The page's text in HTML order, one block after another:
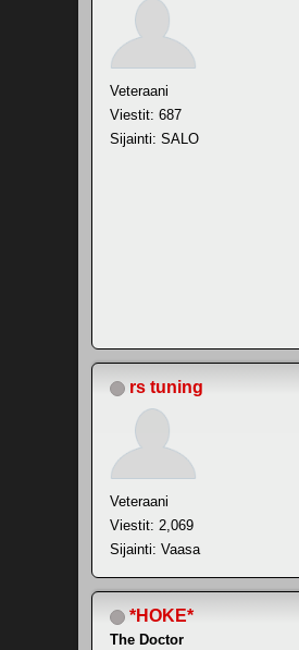
Veteraani
Viestit: 687
Sijainti: SALO
rs tuning
Veteraani
Viestit: 2,069
Sijainti: Vaasa
*HOKE*
The Doctor